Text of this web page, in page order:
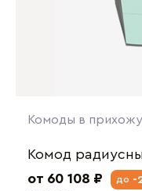
Комоды в
Комод
от 60 108 ₽
до -